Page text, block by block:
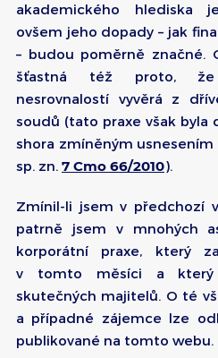
akademického hlediska
ovšem jeho dopady – jak
– budou poměrně značné.
šťastná též proto, že
nesrovnalostí vyvěrá z
soudů (tato praxe však byla
shora zmíněným usnesením
sp. zn. 7 Cmo 66/2010).
Zmínil-li jsem v předchozí
patrně jsem v mnohých
korporátní praxe, který
v tomto měsíci a který
skutečných majitelů. O té
a případné zájemce lze
publikované na tomto webu.